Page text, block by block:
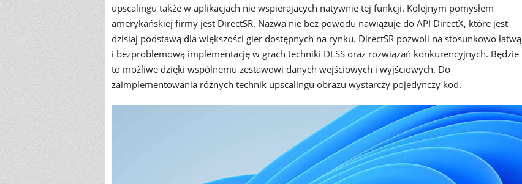
upscalingu także w aplikacjach nie wspierających natywnie tej funkcji. Kolejnym pomysłem
amerykańskiej firmy jest DirectSR. Nazwa nie bez powodu nawiązuje do API DirectX, które jest
dzisiaj podstawą dla większości gier dostępnych na rynku. DirectSR pozwoli na stosunkowo łatwą
i bezproblemową implementację w grach techniki DLSS oraz rozwiązań konkurencyjnych. Będzie
to możliwe dzięki wspólnemu zestawowi danych wejściowych i wyjściowych. Do
zaimplementowania różnych technik upscalingu obrazu wystarczy pojedynczy kod.